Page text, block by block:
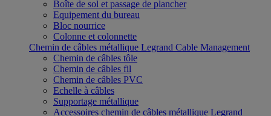
Boîte de sol et passage de plancher
Equipement du bureau
Bloc nourrice
Colonne et colonnette
Chemin de câbles métallique Legrand Cable Management
Chemin de câbles tôle
Chemin de câbles fil
Chemin de câbles PVC
Echelle à câbles
Supportage métallique
Accessoires chemin de câbles métallique Legrand